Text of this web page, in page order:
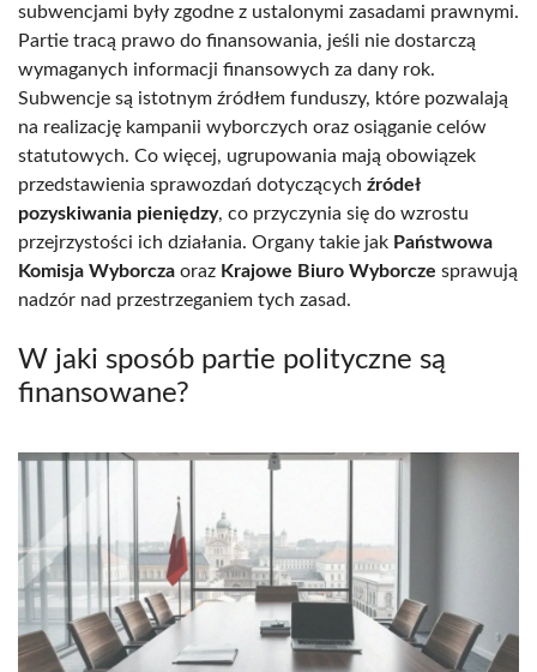
subwencjami były zgodne z ustalonymi zasadami prawnymi.
Partie tracą prawo do finansowania, jeśli nie dostarczą
wymaganych informacji finansowych za dany rok.
Subwencje są istotnym źródłem funduszy, które pozwalają
na realizację kampanii wyborczych oraz osiąganie celów
statutowych. Co więcej, ugrupowania mają obowiązek
przedstawienia sprawozdań dotyczących źródeł
pozyskiwania pieniędzy, co przyczynia się do wzrostu
przejrzystości ich działania. Organy takie jak Państwowa
Komisja Wyborcza oraz Krajowe Biuro Wyborcze sprawują
nadzór nad przestrzeganiem tych zasad.
W jaki sposób partie polityczne są
finansowane?